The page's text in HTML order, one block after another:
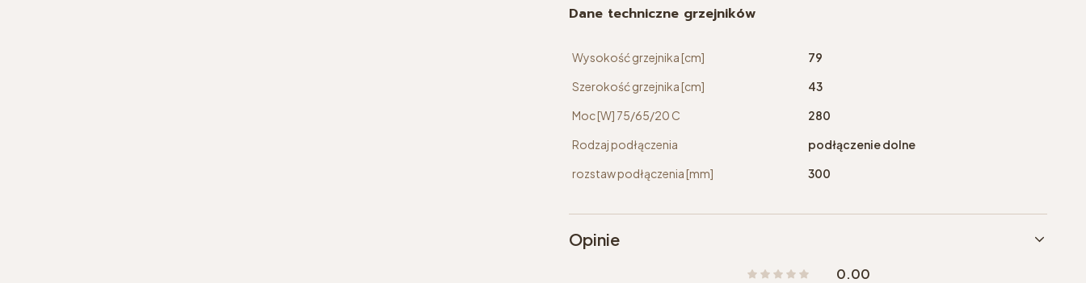
Dane techniczne grzejników
Wysokość grzejnika [cm]
79
Szerokość grzejnika [cm]
43
Moc [W] 75/65/20 C
280
Rodzaj podłączenia
podłączenie dolne
rozstaw podłączenia [mm]
300
Opinie
0.00